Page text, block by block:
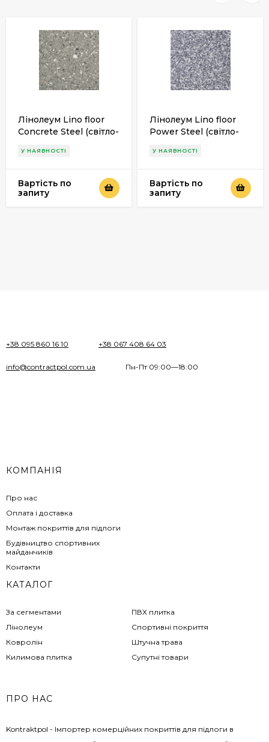
Лінолеум Lino floor
Concrete Steel (світло-
У НАЯВНОСТІ
Вартість по
запиту
Лінолеум Lino floor
Power Steel (світло-
У НАЯВНОСТІ
Вартість по
запиту
+38 095 860 16 10 +38 067 408 64 03
info@contractpol.com.ua Пн-Пт 09:00—18:00
КОМПАНІЯ
Про нас
Оплата і доставка
Монтаж покриттів для підлоги
Будівництво спортивних
майданчиків
Контакти
КАТАЛОГ
За сегментами
Лінолеум
Ковролін
Килимова плитка
ПВХ плитка
Спортивні покриття
Штучна трава
Супутні товари
ПРО НАС
Kontraktpol - Імпортер комерційних покриттів для підлоги в